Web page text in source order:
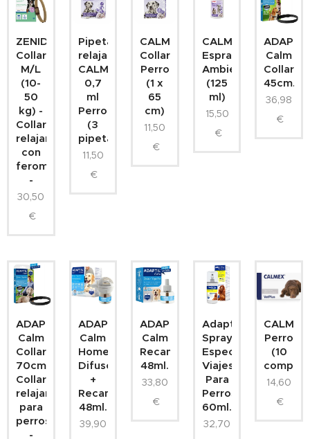
ZENIDOG
Collar
M/L
(10-
50
kg) -
Collar
relajante
con
feromonas
-
30,50
€
Pipetas
relajantes
CALMING
0,7
ml
Perro
(3
pipetas)
11,50
€
CALMING
Collar
Perro
(1 x
65
cm)
11,50
€
CALMING
Espray
Ambiente
(125
ml)
15,50
€
ADAPTIL
Calm
Collar
45cm.
36,98
€
ADAPTIL
Calm
Collar
70cm.-
Collar
relajante
para
perros
-
ADAPTIL
Calm
Home
Difusor
+
Recambio
48ml.
39,90
ADAPTIL
Calm
Recambio
48ml.
33,80
€
Adaptil
Spray
Especial
Viajes
Para
Perros
60ml.
32,70
CALMEX
Perro
(10
comp.)
14,60
€